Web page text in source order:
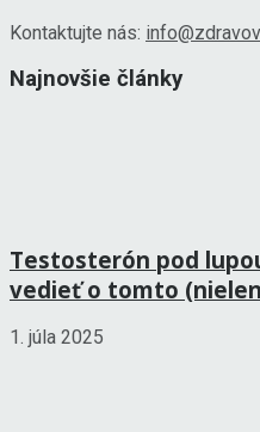
Kontaktujte nás:
Najnovšie články
Testosterón pod
vedieť o tomto
1. júla 2025